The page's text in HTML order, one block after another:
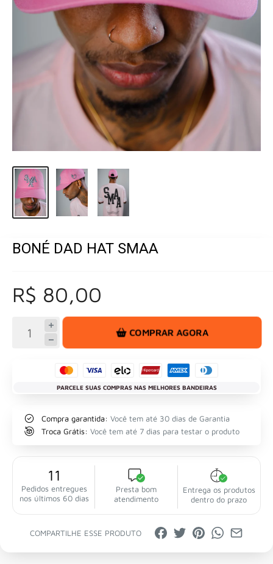
BONÉ DAD HAT SMAA
R$ 80,00
COMPRAR AGORA
PARCELE SUAS COMPRAS NAS MELHORES BANDEIRAS
Compra garantida: Você tem até 30 dias de Garantia
Troca Grátis: Você tem até 7 dias para testar o produto
11
Pedidos entregues
nos últimos 60 dias
Presta bom
atendimento
Entrega os produtos
dentro do prazo
COMPARTILHE ESSE PRODUTO